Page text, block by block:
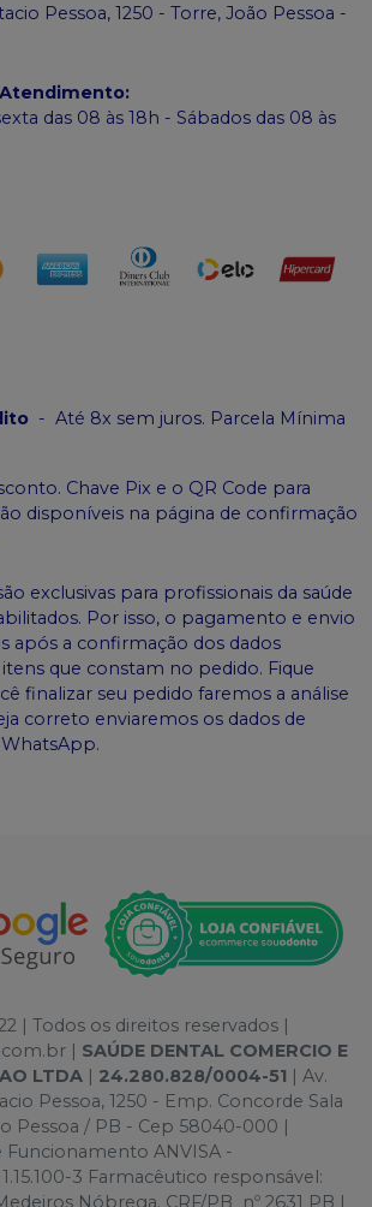
Pessoa, 1250 - Torre, João Pessoa -
:
das 08 às 18h - Sábados das 08 às
- Até 8x sem juros. Parcela Mínima
Chave Pix e o QR Code para
disponíveis na página de confirmação
exclusivas para profissionais da saúde
Por isso, o pagamento e envio
após a confirmação dos dados
itens que constam no pedido. Fique
finalizar seu pedido faremos a análise
correto enviaremos os dados de
| Todos os direitos reservados |
| SAÚDE DENTAL COMERCIO E
LTDA | 24.280.828/0004-51 | Av.
Pessoa, 1250 - Emp. Concorde Sala
Pessoa / PB - Cep 58040-000 |
Funcionamento ANVISA -
3 Farmacêutico responsável:
Nóbrega. CRF/PB nº 2631 PB |